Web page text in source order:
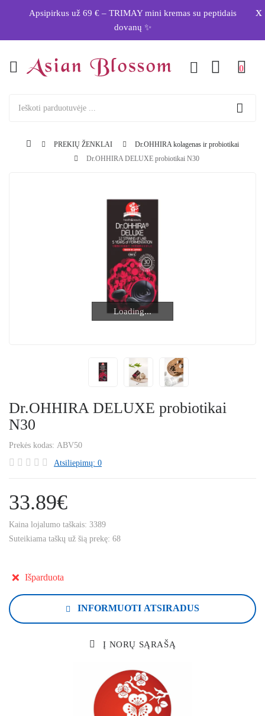
Apsipirkus už 69 € – TRIMAY mini kremas su peptidais
dovanų ✨
x
0
PREKIŲ ŽENKLAI
Dr.OHHIRA kolagenas ir probiotikai
Dr.OHHIRA DELUXE probiotikai N30
Loading...
Loading...
Dr.OHHIRA DELUXE probiotikai
N30
Prekės kodas: ABV50
Atsiliepimų: 0
33.89€
Kaina lojalumo taškais: 3389
Suteikiama taškų už šią prekę: 68
Išparduota
INFORMUOTI ATSIRADUS
Į NORŲ SĄRAŠĄ